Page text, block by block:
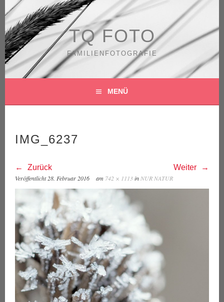
Springe
zum
Inhalt
TQ FOTO
FAMILIENFOTOGRAFIE
MENÜ
IMG_6237
Zurück Weiter
Veröffentlicht28. Februar 2016 am 742 × 1113in NUR NATUR